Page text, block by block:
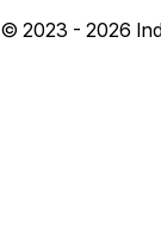
© 2023 - 2026